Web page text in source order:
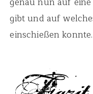
gibt und auf
einschießen konnte.